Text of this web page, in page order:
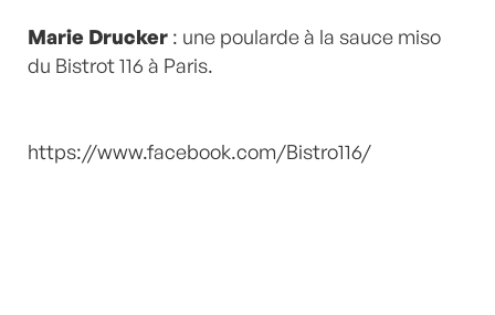
Marie Drucker : une poularde à la sauce miso
du Bistrot 116 à Paris.
https://www.facebook.com/Bistro116/